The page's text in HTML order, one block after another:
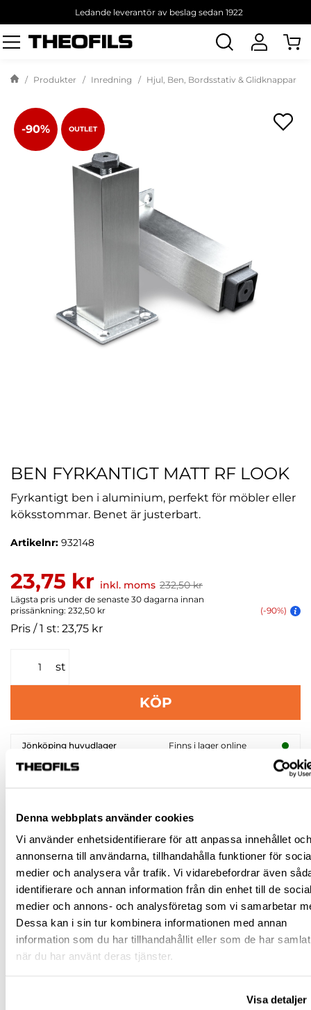
Denna webbplats använder cookies
Vi använder enhetsidentifierare för att anpassa innehållet och
annonserna till användarna, tillhandahålla funktioner för
medier och analysera vår trafik. Vi vidarebefordrar även
identifierare och annan information från din enhet till de
medier och annons- och analysföretag som vi samarbetar
Dessa kan i sin tur kombinera informationen med annan
information som du har tillhandahållit eller som de har
när du har använt deras tjänster.
Visa detaljer
Ledande leverantör av beslag sedan 1922
Sök
produkt
Produkter Inredning Hjul, Ben, Bordsstativ & Glidknappar
-90% OUTLET
BEN FYRKANTIGT MATT RF LOOK
Fyrkantigt ben i aluminium, perfekt för möbler eller
köksstommar. Benet är justerbart.
Artikelnr: 932148
23,75 kr inkl. moms 232,50 kr
Lägsta pris under de senaste 30 dagarna innan
prissänkning: 232,50 kr
(-90%)
Pris / 1 st: 23,75 kr
st
KÖP
Jönköping huvudlager Finns i lager online
Jönköping butik
Stockholm butik Finns i lager
Snabba leveranser
Hämta i butik
Ledande leverantör i Sverige
BESKRIVNING
SPECIFIKATION